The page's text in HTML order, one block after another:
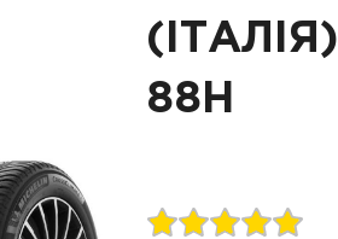
(ІТАЛІЯ)
88H